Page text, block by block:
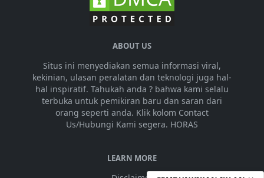
ABOUT US
Situs ini menyediakan semua informasi viral,
kekinian, ulasan peralatan dan teknologi juga hal-
hal inspiratif. Tahukah anda ? bahwa kami selalu
terbuka untuk pemikiran baru dan saran dari
orang seperti anda. Klik kolom Contact
Us/Hubungi Kami segera. HORAS
LEARN MORE